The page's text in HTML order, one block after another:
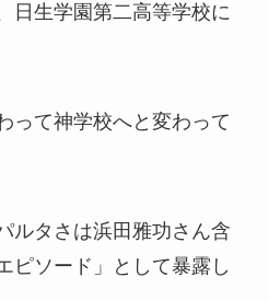
日生学園第二高等学校に
って神学校へと変わって
ルタさは浜田雅功さん含
ピソード」として暴露し